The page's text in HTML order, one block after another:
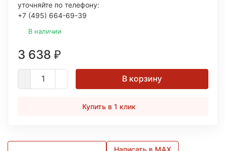
уточняйте по телефону:
+7 (495) 664-69-39
В наличии
3 638 ₽
В корзину
Купить в 1 клик
Написать в MAX